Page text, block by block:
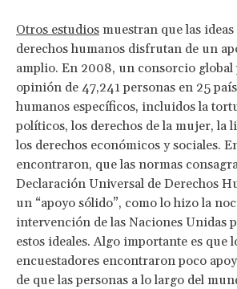
Otros estudios muestran que las
derechos humanos disfrutan de un
amplio. En 2008, un consorcio
opinión de 47,241 personas en 25
humanos específicos, incluidos la
políticos, los derechos de la mujer, la
los derechos económicos y sociales.
encontraron, que las normas
Declaración Universal de Derechos
un “apoyo sólido”, como lo hizo la
intervención de las Naciones Unidas
estos ideales. Algo importante es que
encuestadores encontraron poco
de que las personas a lo largo del